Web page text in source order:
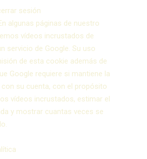
sesión
algunas páginas de nuestro
vídeos incrustados de
servicio de Google. Su uso
de esta cookie además de
Google requiere si mantiene la
su cuenta, con el propósito
vídeos incrustados, estimar el
y mostrar cuantas veces se